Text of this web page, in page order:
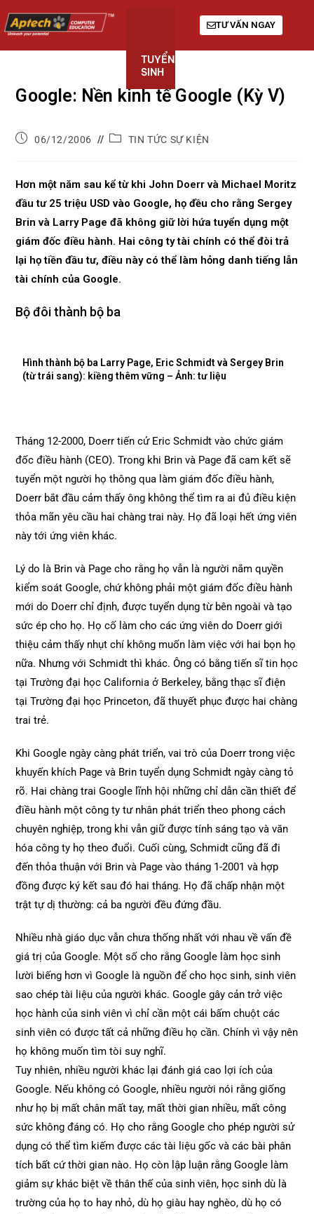
TUYỂN
SINH
TƯ VẤN NGAY
Google: Nền kinh tế Google (Kỳ V)
06/12/2006 TIN TỨC SỰ KIỆN
Hơn một năm sau kể từ khi John Doerr và Michael Moritz
đầu tư 25 triệu USD vào Google, họ đều cho rằng Sergey
Brin và Larry Page đã không giữ lời hứa tuyển dụng một
giám đốc điều hành. Hai công ty tài chính có thể đòi trả
lại họ tiền đầu tư, điều này có thể làm hỏng danh tiếng lẫn
tài chính của Google.
Bộ đôi thành bộ ba
Hình thành bộ ba Larry Page, Eric Schmidt và Sergey Brin
(từ trái sang): kiềng thêm vững – Ảnh: tư liệu
Tháng 12-2000, Doerr tiến cử Eric Schmidt vào chức giám
đốc điều hành (CEO). Trong khi Brin và Page đã cam kết sẽ
tuyển một người họ thông qua làm giám đốc điều hành,
Doerr bắt đầu cảm thấy ông không thể tìm ra ai đủ điều kiện
thỏa mãn yêu cầu hai chàng trai này. Họ đã loại hết ứng viên
này tới ứng viên khác.
Lý do là Brin và Page cho rằng họ vẫn là người nắm quyền
kiểm soát Google, chứ không phải một giám đốc điều hành
mới do Doerr chỉ định, được tuyển dụng từ bên ngoài và tạo
sức ép cho họ. Họ cố làm cho các ứng viên do Doerr giới
thiệu cảm thấy nhụt chí không muốn làm việc với hai bọn họ
nữa. Nhưng với Schmidt thì khác. Ông có bằng tiến sĩ tin học
tại Trường đại học California ở Berkeley, bằng thạc sĩ điện
tại Trường đại học Princeton, đã thuyết phục được hai chàng
trai trẻ.
Khi Google ngày càng phát triển, vai trò của Doerr trong việc
khuyến khích Page và Brin tuyển dụng Schmidt ngày càng tỏ
rõ. Hai chàng trai Google lĩnh hội những chỉ dẫn cần thiết để
điều hành một công ty tư nhân phát triển theo phong cách
chuyên nghiệp, trong khi vẫn giữ được tính sáng tạo và văn
hóa công ty họ theo đuổi. Cuối cùng, Schmidt cũng đã đi
đến thỏa thuận với Brin và Page vào tháng 1-2001 và hợp
đồng được ký kết sau đó hai tháng. Họ đã chấp nhận một
trật tự dị thường: cả ba người đều đứng đầu.
Nhiều nhà giáo dục vẫn chưa thống nhất với nhau về vấn đề
giá trị của Google. Một số cho rằng Google làm học sinh
lười biếng hơn vì Google là nguồn để cho học sinh, sinh viên
sao chép tài liệu của người khác. Google gây cản trở việc
học hành của sinh viên vì chỉ cần một cái bấm chuột các
sinh viên có được tất cả những điều họ cần. Chính vì vậy nên
họ không muốn tìm tòi suy nghĩ.
Tuy nhiên, nhiều người khác lại đánh giá cao lợi ích của
Google. Nếu không có Google, nhiều người nói rằng giống
như họ bị mất chân mất tay, mất thời gian nhiều, mất công
sức không đáng có. Họ cho rằng Google cho phép người sử
dụng có thể tìm kiếm được các tài liệu gốc và các bài phân
tích bất cứ thời gian nào. Họ còn lập luận rằng Google làm
giảm sự khác biệt về thân thế của sinh viên, học sinh dù là
trường của họ to hay nhỏ, dù họ giàu hay nghèo, dù họ có